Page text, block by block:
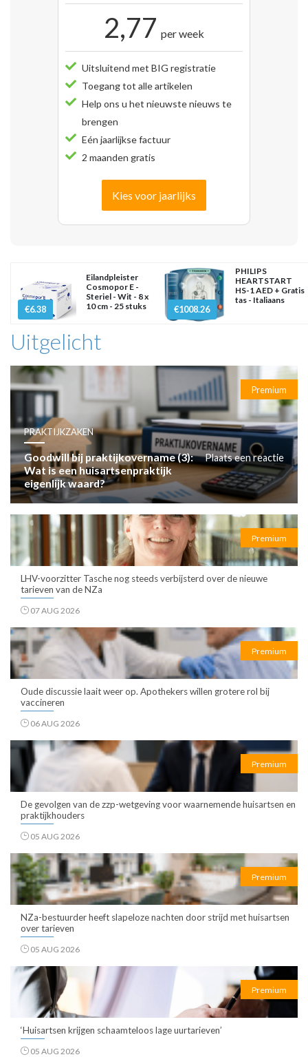
2,77 per week
Uitsluitend met BIG registratie
Toegang tot alle artikelen
Help ons u het nieuwste nieuws te
brengen
Eén jaarlijkse factuur
2 maanden gratis
Kies voor jaarlijks
€6.38
Eilandpleister
Cosmopor E -
Steriel - Wit - 8 x
10 cm - 25 stuks
€1008.26
PHILIPS
HEARTSTART
HS-1 AED + Gratis
tas - Italiaans
Uitgelicht
Premium
PRAKTIJKZAKEN
Goodwill bij praktijkovername (3):
Wat is een huisartsenpraktijk
eigenlijk waard?
Plaats een reactie
Premium
LHV-voorzitter Tasche nog steeds verbijsterd over de nieuwe
tarieven van de NZa
07 AUG 2026
Premium
Oude discussie laait weer op. Apothekers willen grotere rol bij
vaccineren
06 AUG 2026
Premium
De gevolgen van de zzp-wetgeving voor waarnemende huisartsen en
praktijkhouders
05 AUG 2026
Premium
NZa-bestuurder heeft slapeloze nachten door strijd met huisartsen
over tarieven
05 AUG 2026
Premium
‘Huisartsen krijgen schaamteloos lage uurtarieven’
05 AUG 2026